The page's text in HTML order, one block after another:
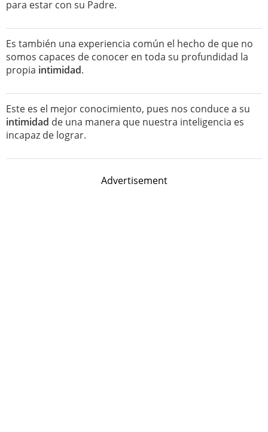
para estar con su Padre.
Es también una experiencia común el hecho de que no
somos capaces de conocer en toda su profundidad la
propia intimidad.
Este es el mejor conocimiento, pues nos conduce a su
intimidad de una manera que nuestra inteligencia es
incapaz de lograr.
Advertisement